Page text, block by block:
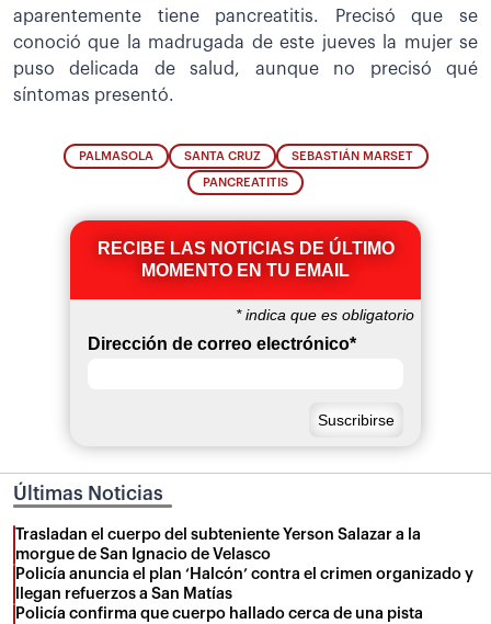
aparentemente tiene pancreatitis. Precisó que se
conoció que la madrugada de este jueves la mujer se
puso delicada de salud, aunque no precisó qué
síntomas presentó.
PALMASOLA SANTA CRUZ SEBASTIÁN MARSET
PANCREATITIS
RECIBE LAS NOTICIAS DE ÚLTIMO
MOMENTO EN TU EMAIL
*indica que es obligatorio
Dirección de correo electrónico*
Últimas Noticias
Trasladan el cuerpo del subteniente Yerson Salazar a la
morgue de San Ignacio de Velasco
Policía anuncia el plan ‘Halcón’ contra el crimen organizado y
llegan refuerzos a San Matías
Policía confirma que cuerpo hallado cerca de una pista